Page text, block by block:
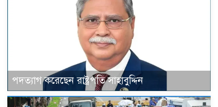
পদত্যাগ করেছেন রাষ্ট্রপতি সাহাবুদ্দিন